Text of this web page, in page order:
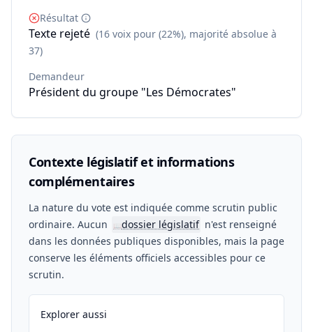
Résultat
Texte rejeté (16 voix pour (22%), majorité absolue à
37)
Demandeur
Président du groupe "Les Démocrates"
Contexte législatif et informations
complémentaires
La nature du vote est indiquée comme scrutin public
ordinaire. Aucun
📖dossier législatif n'est renseigné
dans les données publiques disponibles, mais la page
conserve les éléments officiels accessibles pour ce
scrutin.
Explorer aussi